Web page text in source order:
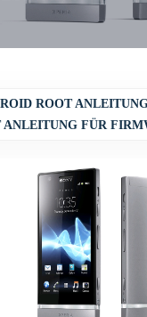
ROOT
ANLEITUNG FÜR